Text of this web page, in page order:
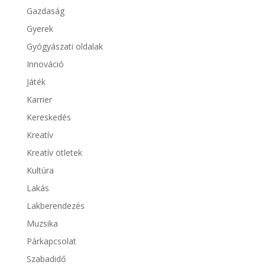
Gazdaság
Gyerek
Gyógyászati oldalak
Innováció
Játék
Karrier
Kereskedés
Kreatív
Kreatív ötletek
Kultúra
Lakás
Lakberendezés
Muzsika
Párkapcsolat
Szabadidő